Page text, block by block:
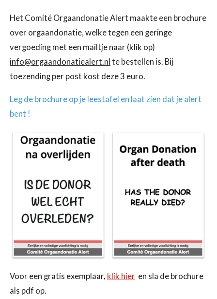
Het Comité Orgaandonatie Alert maakte een brochure
over orgaandonatie, welke tegen een geringe
vergoeding met een mailtje naar (klik op)
info@orgaandonatiealert.nl te bestellen is. Bij
toezending per post kost deze 3 euro.
Leg de brochure op je leestafel en laat zien dat je alert
bent !
Voor een gratis exemplaar, klik hier en sla de brochure
als pdf op.